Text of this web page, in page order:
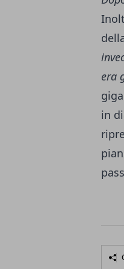
era
in